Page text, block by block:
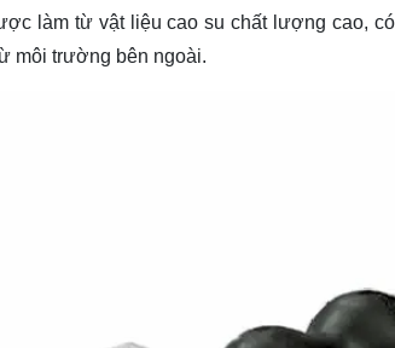
làm từ vật liệu cao su chất lượng cao,
môi trường bên ngoài.